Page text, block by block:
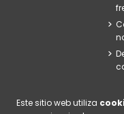
Este sitio web utiliza